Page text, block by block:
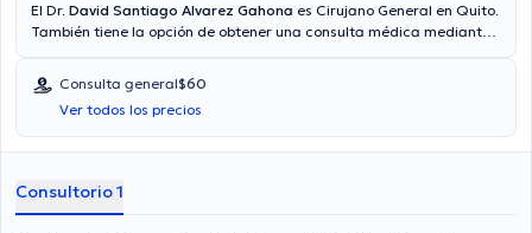
El Dr. David Santiago Alvarez Gahona es Cirujano General en Quito.
También tiene la opción de obtener una consulta médica mediante
reembolso con cualquier aseguradora son aceptadas. El precio de
la consulta con el médico especialista David Santiago Alvarez
Gahona es de $60.
Consulta general$60
Ver todos los precios
Consultorio 1